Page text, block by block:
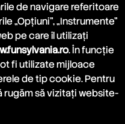
de navigare referitoare
„Opțiuni”, „Instrumente”
pe care îl utilizați
. În funcție
fi utilizate mijloace
de tip cookie. Pentru
rugăm să vizitați website-